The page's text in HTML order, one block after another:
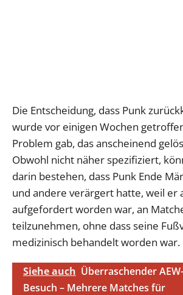
Die Entscheidung, dass Punk
wurde vor einigen Wochen
Problem gab, das anscheinend
Obwohl nicht näher spezifiziert,
darin bestehen, dass Punk Ende
und andere verärgert hatte, weil er
aufgefordert worden war, an
teilzunehmen, ohne dass seine
medizinisch behandelt worden war.
Siehe auch Überraschender AEW-
Besuch – Mehrere Matches für